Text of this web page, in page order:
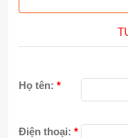
Họ tên: *
Điện thoại: *